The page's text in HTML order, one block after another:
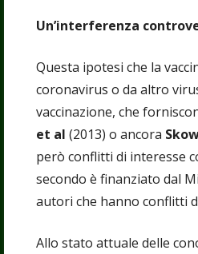
Un’interferenza
Questa ipotesi che la
coronavirus o da altro
vaccinazione, che
et al (2013) o ancora
però conflitti di interesse
secondo è finanziato dal
autori che hanno conflitti
Allo stato attuale delle